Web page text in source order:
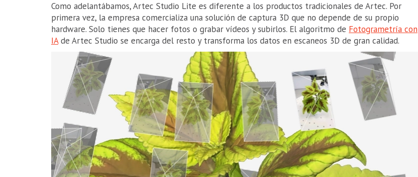
Como adelantábamos, Artec Studio Lite es diferente a los productos tradicionales de Artec. Por
primera vez, la empresa comercializa una solución de captura 3D que no depende de su propio
hardware. Solo tienes que hacer fotos o grabar vídeos y subirlos. El algoritmo de Fotogrametría con
IAde Artec Studio se encarga del resto y transforma los datos en escaneos 3D de gran calidad.